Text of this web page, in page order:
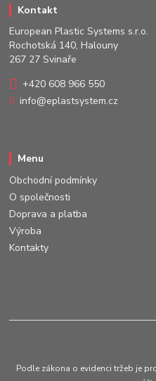
Kontakt
European Plastic Systems s.r.o.
Rochotská 140, Halouny
267 27 Svinaře
+420 608 966 550
info@eplastsystem.cz
Menu
Obchodní podmínky
O společnosti
Doprava a platba
Výroba
Kontakty
Podle zákona o evidenci tržeb je